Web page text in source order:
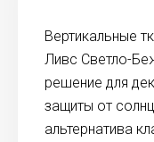
Вертикальные
Ливс Светло-
решение для
защиты от
альтернатива